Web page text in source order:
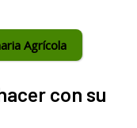
Agrícola
con su